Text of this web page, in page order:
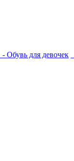
- Обувь для девочек